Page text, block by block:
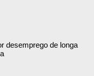
desemprego de longa